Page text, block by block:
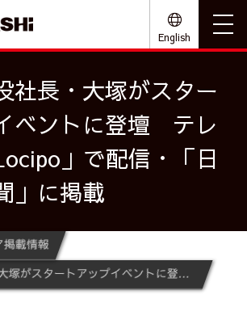
English
社長・大塚がスター
ベントに登壇 テレ
」で配信・「日
」に掲載
掲載情報
代表取締役社長・大塚がスタートアップイベントに登壇 テレビ動画「Locipo」で配信・「日本経済新聞」に掲載